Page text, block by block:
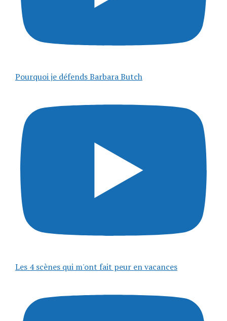
Pourquoi je défends Barbara Butch
Les 4 scènes qui m'ont fait peur en vacances